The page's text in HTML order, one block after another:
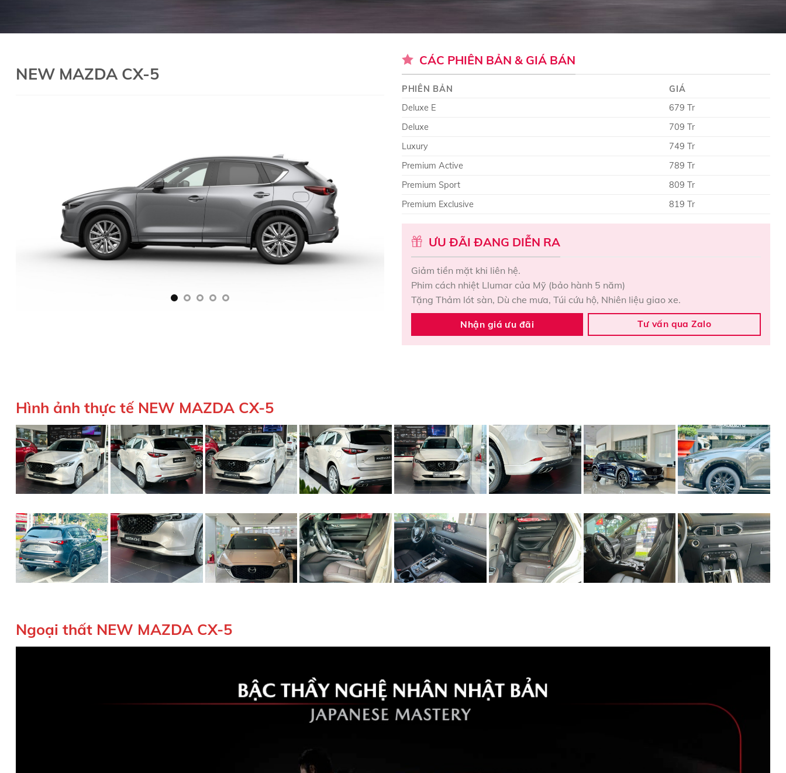
NEW MAZDA CX-5
CÁC PHIÊN BẢN & GIÁ BÁN
PHIÊN BẢN
GIÁ
Deluxe E
679 Tr
Deluxe
709 Tr
Luxury
749 Tr
Premium Active
789 Tr
Premium Sport
809 Tr
Premium Exclusive
819 Tr
ƯU ĐÃI ĐANG DIỄN RA
Giảm tiền mặt khi liên hệ.
Phim cách nhiệt Llumar của Mỹ (bảo hành 5 năm)
Tặng Thảm lót sàn, Dù che mưa, Túi cứu hộ, Nhiên liệu giao xe.
Nhận giá ưu đãi Tư vấn qua Zalo
Hình ảnh thực tế NEW MAZDA CX-5
Ngoại thất NEW MAZDA CX-5